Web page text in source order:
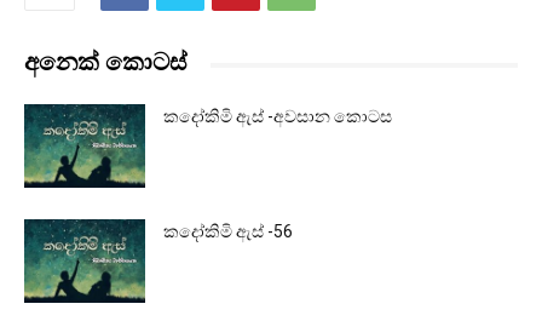
අනෙක් කොටස්
කදෝකිමි ඇස් -අවසාන කොටස
කදෝකිමි ඇස් -56